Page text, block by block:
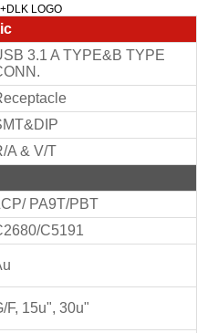
LOGO
3.1 A TYPE&B TYPE
A & V/T
PA9T/PBT
C5191
F, 15u", 30u"